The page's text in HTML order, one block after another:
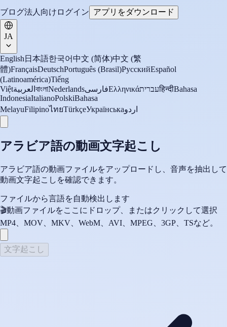
ブログ法人向け ログイン アプリをダウンロード
JA
English 日本語한국어 中文 (简体)中文 (繁
體)FrançaisDeutschPortuguês (Brasil)РусскийEspañol
(Latinoamérica)Tiếng
Việtالعربية বাংলাNederlandsفارسیΕλληνικάעבריתहिन्दीBahasa
IndonesiaItalianoPolskiBahasa
MelayuFilipinoไทยTürkçeУкраїнськаاردو
アラビア語の動画文字起こし
アラビア語の動画ファイルをアップロードし、音声を抽出して
動画文字起こしを確認できます。
ファイルから言語を自動検出します
🎬動画ファイルをここにドロップ、またはクリックして選択
MP4、MOV、MKV、WebM、AVI、MPEG、3GP、TSなど。
文字起こし